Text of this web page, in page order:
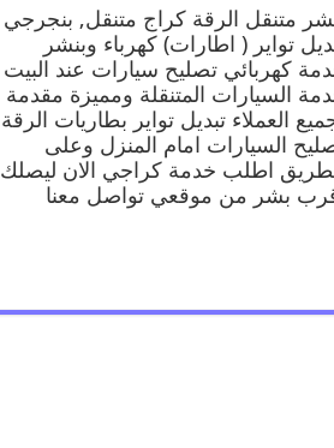
متنقل الرقة كراج متنقل, بنجرجي
تواير ( اطارات) كهرباء وبنشر
كهربائي تصليح سيارات عند البيت
السيارات المتنقلة ومميزة مقدمة
العملاء تبديل تواير بطاريات الرقة
السيارات امام المنزل وعلى
اطلب خدمة كراجي الان ليصلك
بشر من موقعي تواصل معنا